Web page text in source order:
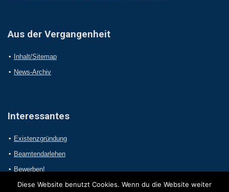
Aus der Vergangenheit
Inhalt/Sitemap
News-Archiv
Interessantes
Existenzgründung
Beamtendarlehen
Bewerben!
Diese Website benutzt Cookies. Wenn du die Website weiter